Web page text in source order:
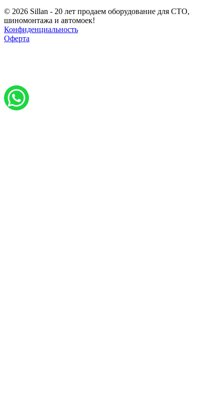
© 2026 Sillan - 20 лет продаем оборудование для СТО,
шиномонтажа и автомоек!
Конфиденциальность
Оферта